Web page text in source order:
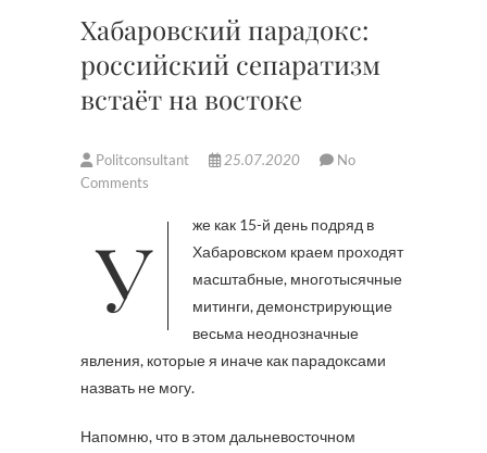
Хабаровский парадокс:
российский сепаратизм
встаёт на востоке
Politconsultant 25.07.2020
No
Comments
Уже как 15-й день подряд в
Хабаровском краем проходят
масштабные, многотысячные
митинги, демонстрирующие
весьма неоднозначные
явления, которые я иначе как парадоксами
назвать не могу.
Напомню, что в этом дальневосточном